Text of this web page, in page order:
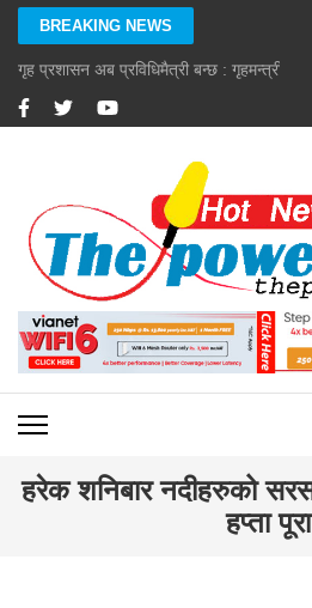
Skip
content
(Press
Enter)
BREAKING NEWS
गृह प्रशासन अब प्रविधिमैत्री बन्छ : गृहमन्त्री गुरुङ
हरेक शनिबार नदीहरुको
हप्ता पूरा